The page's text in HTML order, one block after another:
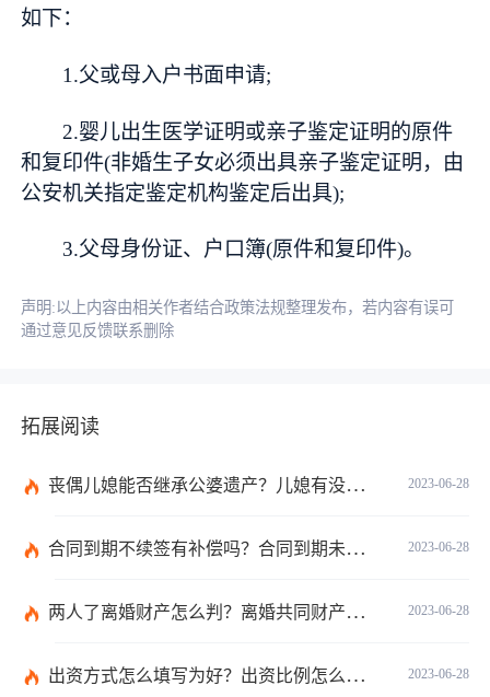
如下：
1.父或母入户书面申请;
2.婴儿出生医学证明或亲子鉴定证明的原件
和复印件(非婚生子女必须出具亲子鉴定证明，由
公安机关指定鉴定机构鉴定后出具);
3.父母身份证、户口簿(原件和复印件)。
声明:以上内容由相关作者结合政策法规整理发布，若内容有误可
通过意见反馈联系删除
拓展阅读
2023-06-28
丧偶儿媳能否继承公婆遗产？儿媳有没有赡养老人的义务？
2023-06-28
合同到期不续签有补偿吗？合同到期未提前30天通知怎么赔偿？ 当前速看
2023-06-28
两人了离婚财产怎么判？离婚共同财产有哪些？_焦点快报
2023-06-28
出资方式怎么填写为好？出资比例怎么填写？